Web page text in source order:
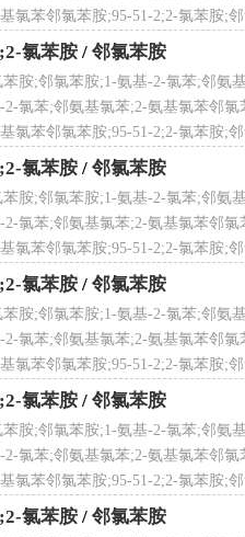
氯苯邻氯苯胺;95-51-2;2-氯苯胺;
氯苯胺 / 邻氯苯胺
胺;邻氯苯胺;1-氨基-2-氯苯;邻氨
氯苯;邻氨基氯苯;2-氨基氯苯邻
氯苯邻氯苯胺;95-51-2;2-氯苯胺;
氯苯胺 / 邻氯苯胺
胺;邻氯苯胺;1-氨基-2-氯苯;邻氨
氯苯;邻氨基氯苯;2-氨基氯苯邻
氯苯邻氯苯胺;95-51-2;2-氯苯胺;
氯苯胺 / 邻氯苯胺
胺;邻氯苯胺;1-氨基-2-氯苯;邻氨
氯苯;邻氨基氯苯;2-氨基氯苯邻
氯苯邻氯苯胺;95-51-2;2-氯苯胺;
氯苯胺 / 邻氯苯胺
胺;邻氯苯胺;1-氨基-2-氯苯;邻氨
氯苯;邻氨基氯苯;2-氨基氯苯邻
氯苯邻氯苯胺;95-51-2;2-氯苯胺;
氯苯胺 / 邻氯苯胺